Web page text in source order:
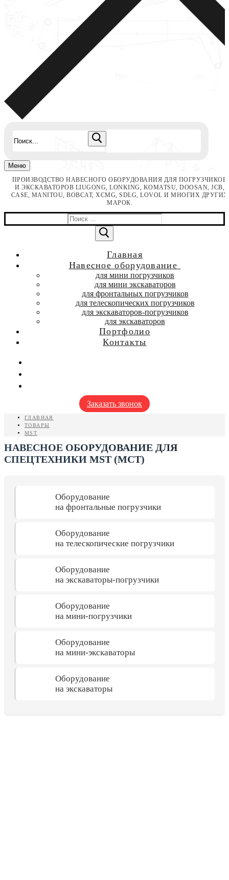
Меню
ПРОИЗВОДСТВО НАВЕСНОГО ОБОРУДОВАНИЯ ДЛЯ ПОГРУЗЧИКОВ
И ЭКСКАВАТОРОВ LIUGONG, LONKING, KOMATSU, DOOSAN, JCB,
CASE, MANITOU, BOBCAT, XCMG, SDLG, LOVOL И МНОГИХ ДРУГИХ
МАРОК.
Найти:
Главная
Навесное оборудование
для мини погрузчиков
для мини экскаваторов
для фронтальных погрузчиков
для телескопических погрузчиков
для экскаваторов-погрузчиков
для экскаваторов
Портфолио
Контакты
Заказать звонок
ГЛАВНАЯ
ТОВАРЫ
MST
НАВЕСНОЕ ОБОРУДОВАНИЕ ДЛЯ
СПЕЦТЕХНИКИ MST (МСТ)
Оборудование
на фронтальные погрузчики
Оборудование
на телескопические погрузчики
Оборудование
на экскаваторы-погрузчики
Оборудование
на мини-погрузчики
Оборудование
на мини-экскаваторы
Оборудование
на экскаваторы